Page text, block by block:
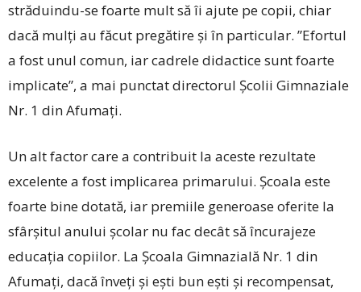
străduindu-se foarte mult să îi ajute pe copii, chiar
dacă mulți au făcut pregătire și în particular. ”Efortul
a fost unul comun, iar cadrele didactice sunt foarte
implicate”, a mai punctat directorul Școlii Gimnaziale
Nr. 1 din Afumați.
Un alt factor care a contribuit la aceste rezultate
excelente a fost implicarea primarului. Școala este
foarte bine dotată, iar premiile generoase oferite la
sfârșitul anului școlar nu fac decât să încurajeze
educația copiilor. La Școala Gimnazială Nr. 1 din
Afumați, dacă înveți și ești bun ești și recompensat,